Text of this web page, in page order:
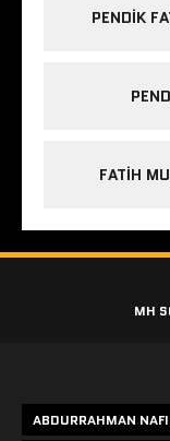
PENDIK
FATIH
MH
ABDURRAHMAN